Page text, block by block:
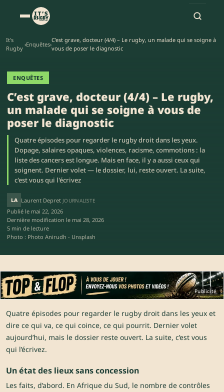
It's
Rugby
›Enquêtes›
C’est grave, docteur (4/4) – Le rugby, un malade qui se soigne à
vous de poser le diagnostic
ENQUÊTES
C’est grave, docteur (4/4) – Le rugby,
un malade qui se soigne à vous de
poser le diagnostic
Quatre épisodes pour regarder le rugby droit dans les yeux.
Dopage, salaires opaques, violences, racisme, commotions : la
liste des cancers est longue. Mais en face, il y a aussi ceux qui
soignent. Dernier volet — le dossier, lui, reste ouvert. La suite,
c'est vous qui l'écrivez
LA Laurent Depret JOURNALISTE
Publié le mai 22, 2026
Dernière modification le mai 28, 2026
5 min de lecture
Photo : Photo Anirudh - Unsplash
Publicité
Quatre épisodes pour regarder le rugby droit dans les yeux et
dire ce qui va, ce qui coince, ce qui pourrit. Dernier volet
aujourd’hui, mais le dossier reste ouvert. La suite, c’est vous
qui l’écrivez.
Un état des lieux sans concession
Les faits, d’abord. En Afrique du Sud, le nombre de contrôles